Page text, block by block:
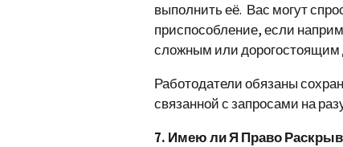
выполнить её. Вас могут
приспособление, если
сложным или дорогостоящим
Работодатели обязаны
связанной с запросами на
7. Имею ли Я Право